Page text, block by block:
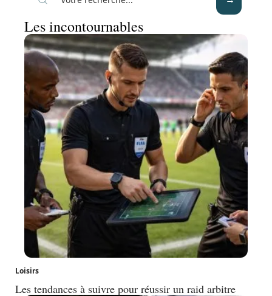
Les incontournables
Loisirs
Les tendances à suivre pour réussir un raid arbitre